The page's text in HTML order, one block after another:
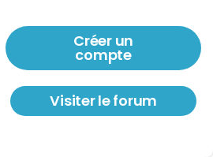
Créer un
compte
Visiter le forum